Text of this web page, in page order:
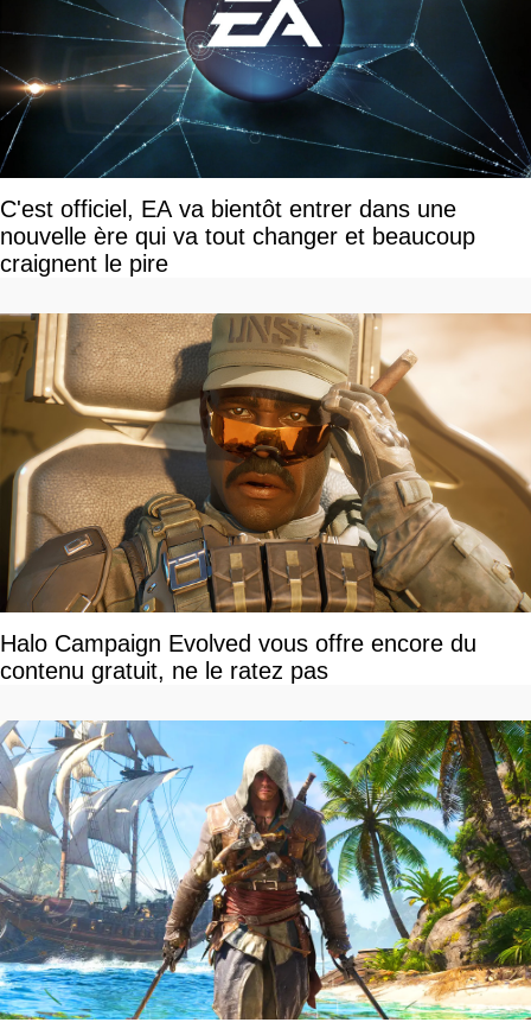
C'est officiel, EA va bientôt entrer dans une
nouvelle ère qui va tout changer et beaucoup
craignent le pire
Halo Campaign Evolved vous offre encore du
contenu gratuit, ne le ratez pas